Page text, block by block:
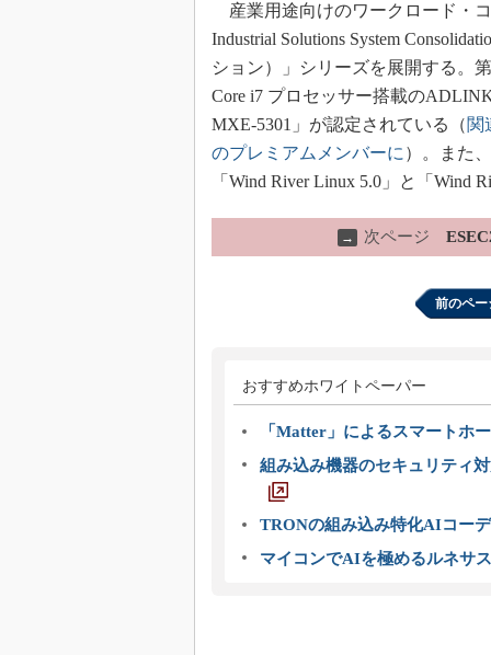
産業用途向けのワークロード・
Industrial Solutions System
ション）」シリーズを展開する。
Core i7 プロセッサー搭載の
MXE-5301」が認定されている（関
のプレミアムメンバーに ）。また
「Wind River Linux 5.0」と「Wind
→ 次ページ
前のペー
おすすめホワイトペーパー
「Matter」によるスマートホ
組み込み機器のセキュリティ
TRONの組み込み特化AIコー
マイコンでAIを極めるルネサ